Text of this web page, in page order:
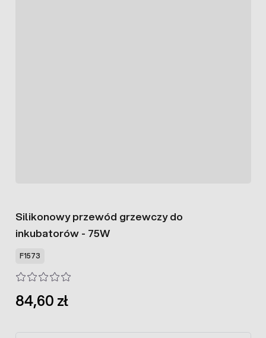
Silikonowy przewód grzewczy do
inkubatorów - 75W
F1573
84,60 zł